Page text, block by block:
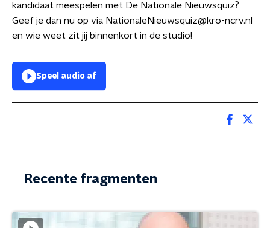
kandidaat meespelen met De Nationale Nieuwsquiz?
Geef je dan nu op via NationaleNieuwsquiz@kro-ncrv.nl
en wie weet zit jij binnenkort in de studio!
Speel audio af
Recente fragmenten